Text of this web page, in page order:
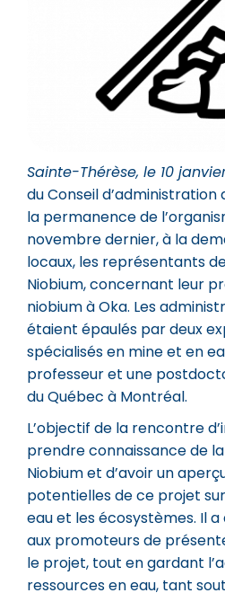
Sainte-Thérèse, le 10
du Conseil d’administration
la permanence de
novembre dernier, à la
locaux, les représentants
Niobium, concernant leur
niobium à Oka. Les
étaient épaulés par deux
spécialisés en mine et en
professeur et une
du Québec à Montréal.
L’objectif de la rencontre
prendre connaissance de
Niobium et d’avoir un
potentielles de ce projet
eau et les écosystèmes. Il
aux promoteurs de
le projet, tout en gardant
ressources en eau, tant